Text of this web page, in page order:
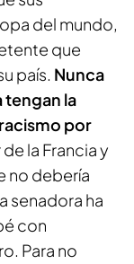
del mundo,
que
país. Nunca
tengan la
por
la Francia y
no debería
senadora ha
con
Para no